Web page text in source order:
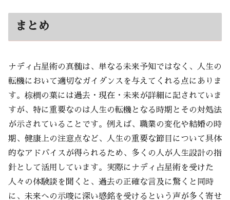
まとめ
ナディ占星術の真髄は、単なる未来予知ではなく、人生の
転機において適切なガイダンスを与えてくれる点にありま
す。棕櫚の葉には過去・現在・未来が詳細に記されていま
すが、特に重要なのは人生の転機となる時期とその対処法
が示されていることです。例えば、職業の変化や結婚の時
期、健康上の注意点など、人生の重要な節目について具体
的なアドバイスが得られるため、多くの人が人生設計の指
針として活用しています。実際にナディ占星術を受けた
人々の体験談を聞くと、過去の正確な言及に驚くと同時
に、未来への示唆に深い感銘を受けるという声が多く寄せ